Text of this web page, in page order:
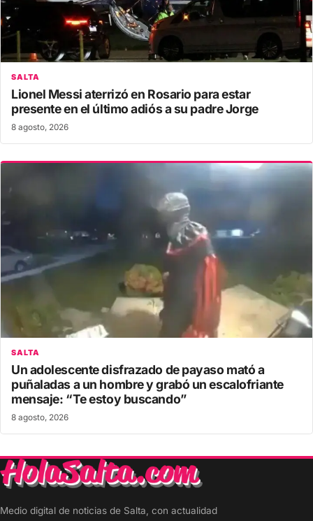
SALTA
Lionel Messi aterrizó en Rosario para estar
presente en el último adiós a su padre Jorge
8 agosto, 2026
SALTA
Un adolescente disfrazado de payaso mató a
puñaladas a un hombre y grabó un escalofriante
mensaje: “Te estoy buscando”
8 agosto, 2026
Medio digital de noticias de Salta, con actualidad